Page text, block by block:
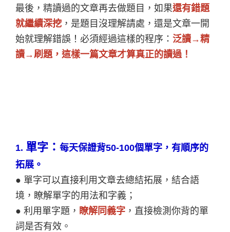
最後，精讀過的文章再去做題目，如果還有錯題
就繼續深挖 ，是題目沒理解請處，還是文章一開
始就理解錯誤！必須經過這樣的程序： 泛讀→精
讀→刷題，這樣一篇文章才算真正的讀過！
1. 單字： 每天保證背50-100個單字，有順序的
拓展。
● 單字可以直接利用文章去總結拓展，結合語
境，瞭解單字的用法和字義；
● 利用單字題， 瞭解同義字 ，直接檢測你背的單
詞是否有效。